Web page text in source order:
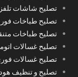
تصليح شاشات
تصليح طباخات
تصليح طباخات
تصليح غسالات
تصليح غسالات
تصليح و تنظيف